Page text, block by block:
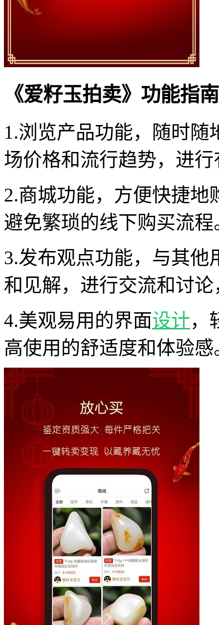
《爱籽玉拍卖》功能指
1.浏览产品功能，随时
场价格和流行趋势，进
2.商城功能，方便快捷
避免繁琐的线下购买流程
3.发布观点功能，与其
和见解，进行交流和讨
4.美观易用的界面设计，
高使用的舒适度和体验感